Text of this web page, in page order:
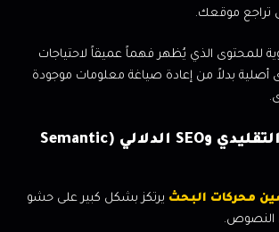
تراجع موقعك.
للمحتوى الذي يُظهر فهماً عميقاً لاحتياجات
أصلية بدلاً من إعادة صياغة معلومات موجودة
الفرق بين SEO التقليدي وSEO الدلالي (Semantic
محركات البحث يرتكز بشكل كبير على حشو
النصوص.